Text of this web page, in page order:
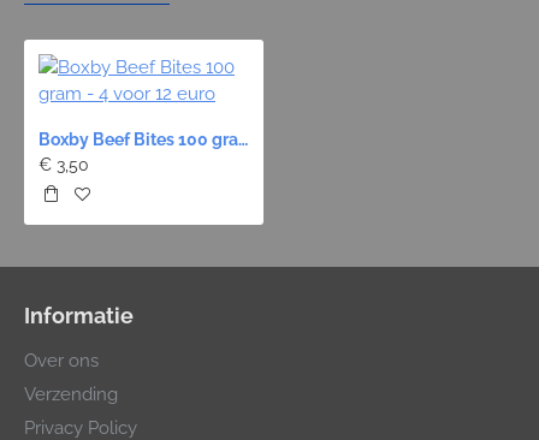
Boxby Beef Bites 100 gram - 4 voor 12 euro
€ 3,50
Informatie
Over ons
Verzending
Privacy Policy